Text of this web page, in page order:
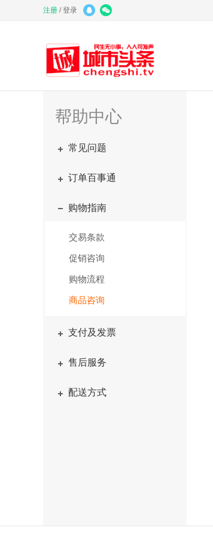
注册 /登录
帮助中心
常见问题
订单百事通
购物指南
交易条款
促销咨询
购物流程
商品咨询
支付及发票
售后服务
配送方式